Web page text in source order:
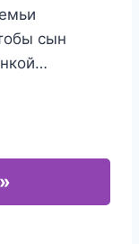
сын